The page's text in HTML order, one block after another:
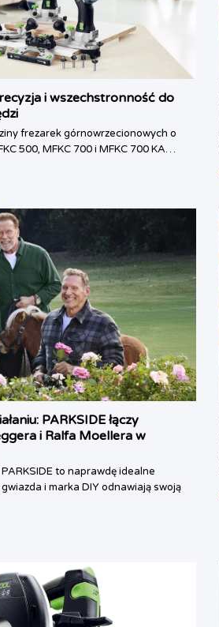
i wszechstronność do
frezarek górnowrzecionowych o
500, MFKC 700 i MFKC 700 KA…
PARKSIDE łączy
i Ralfa Moellera w
to naprawdę idealne
i marka DIY odnawiają swoją